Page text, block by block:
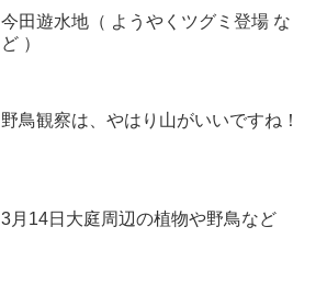
今田遊水地（ ようやくツグミ登場 な
ど ）
野鳥観察は、やはり山がいいですね！
3月14日大庭周辺の植物や野鳥など